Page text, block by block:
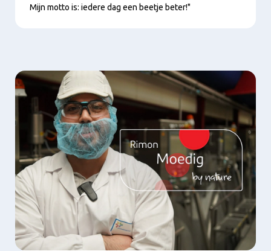
Mijn motto is: iedere dag een beetje beter!"